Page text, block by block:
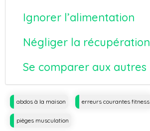
Ignorer l’alimentation
Négliger la récupération
Se comparer aux autres
Tagsabdos à la maison erreurs courantes fitness
pièges musculation